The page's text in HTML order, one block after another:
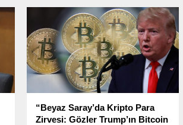
insansız hava araçları alanında
önemli bir iş birliğine imza attı.
“Beyaz Saray’da Kripto Para
Zirvesi: Gözler Trump’ın Bitcoin